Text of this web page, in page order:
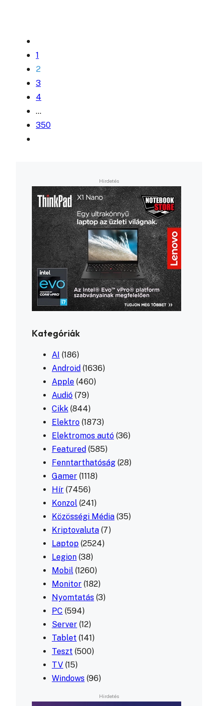
1
2
3
4
…
350
Kategóriák
AI (186)
Android (1636)
Apple (460)
Audió (79)
Cikk (844)
Elektro (1873)
Elektromos autó (36)
Featured (585)
Fenntarthatóság (28)
Gamer (1118)
Hír (7456)
Konzol (241)
Közösségi Média (35)
Kriptovaluta (7)
Laptop (2524)
Legion (38)
Mobil (1260)
Monitor (182)
Nyomtatás (3)
PC (594)
Server (12)
Tablet (141)
Teszt (500)
TV (15)
Windows (96)